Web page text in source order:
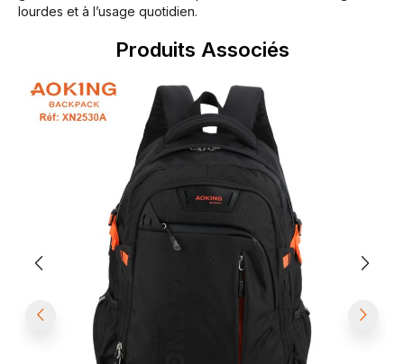
lourdes et à l’usage quotidien.
Produits Associés